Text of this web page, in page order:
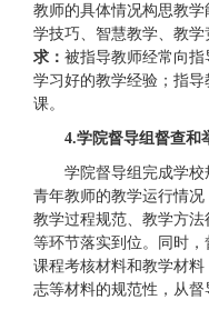
教师的具体情况构思教
学技巧、智慧教学、教学
求： 被指导教师经常向指
学习好的教学经验；指
课。
4.学院督导组督查和
学院督导组完成学
青年教师的教学运行情况
教学过程规范、教学方
等环节落实到位。同时
课程考核材料和教学材
志等材料的规范性，从督